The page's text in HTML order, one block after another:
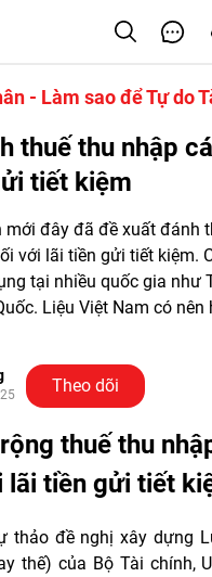
- Làm sao để Tự do
thuế thu nhập
tiết kiệm
mới đây đã đề xuất đánh
với lãi tiền gửi tiết kiệm.
tại nhiều quốc gia như
Liệu Việt Nam có
Theo dõi
thuế thu
lãi tiền gửi tiết
thảo đề nghị xây dựng
thế) của Bộ Tài chính,